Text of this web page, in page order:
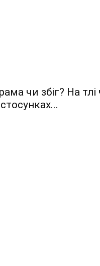
чи збіг? На тлі